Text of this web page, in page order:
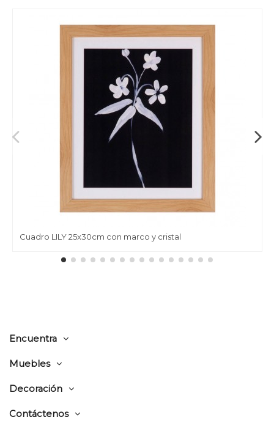
Cuadro LILY 25x30cm con marco y cristal
Encuentra
Muebles
Decoración
Contáctenos